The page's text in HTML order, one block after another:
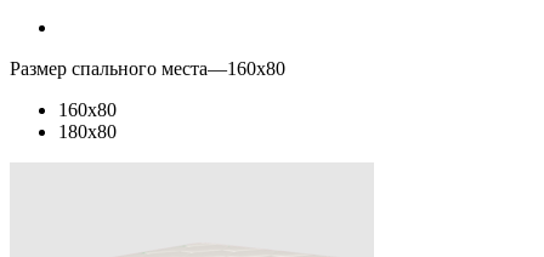
Размер спального места—160х80
160х80
180х80